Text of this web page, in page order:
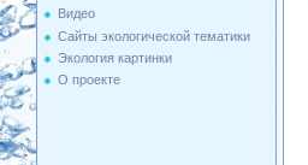
Видео
Сайты экологической тематики
Экология картинки
О проекте